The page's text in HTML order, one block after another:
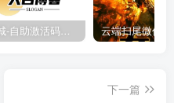
优码城-自助激活码商城-自助购卡点击-激活码24小时自助发卡地址
下一篇